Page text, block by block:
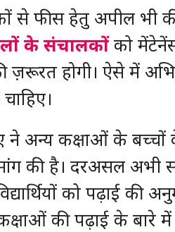
से फीस हेतु अपील भी
के संचालकोंको
ज़रूरत होगी। ऐसे में
ने अन्य कक्षाओं के बच्चों
की है। दरअसल अभी
को पढ़ाई की
की पढ़ाई के बारे